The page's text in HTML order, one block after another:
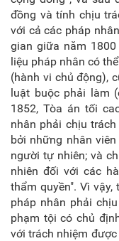
đồng và tính chịu
với cả các pháp
gian giữa năm
liệu pháp nhân có
(hành vi chủ động),
luật buộc phải làm
1852, Tòa án tối
nhân phải chịu
bởi những nhân
người tự nhiên; và
nhiên đối với các
thẩm quyền". Vì vậy,
pháp nhân phải
phạm tội có chủ
với trách nhiệm